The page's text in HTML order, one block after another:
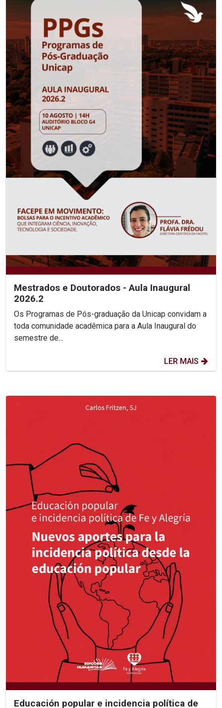
Mestrados e Doutorados - Aula Inaugural
2026.2
Os Programas de Pós-graduação da Unicap convidam a
toda comunidade acadêmica para a Aula Inaugural do
semestre de...
LER MAIS
Educación popular e incidencia política de